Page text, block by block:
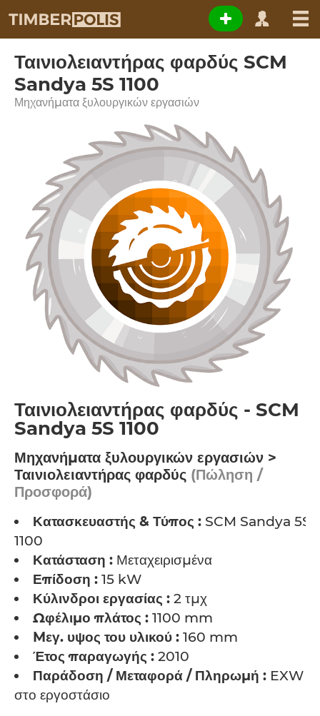
Ταινιολειαντήρας φαρδύς SCM
Sandya 5S 1100
Μηχανήματα ξυλουργικών εργασιών
Ταινιολειαντήρας φαρδύς - SCM
Sandya 5S 1100
Μηχανήματα ξυλουργικών εργασιών >
Ταινιολειαντήρας φαρδύς (Πώληση /
Προσφορά)
Κατασκευαστής & Τύπος : SCM Sandya 5S
1100
Κατάσταση : Μεταχειρισμένα
Επίδοση : 15 kW
Κύλινδροι εργασίας : 2 τμχ
Ωφέλιμο πλάτος : 1100 mm
Mεγ. υψος του υλικού : 160 mm
Έτος παραγωγής : 2010
Παράδοση / Μεταφορά / Πληρωμή : EXW -
στο εργοστάσιο